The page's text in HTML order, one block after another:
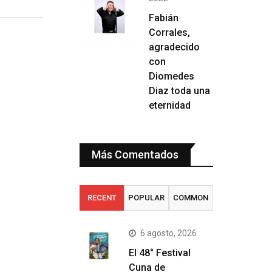
Fabián
Corrales,
agradecido
con
Diomedes
Diaz toda una
eternidad
Más Comentados
RECENT POPULAR COMMON
6 agosto, 2026
El 48° Festival
Cuna de